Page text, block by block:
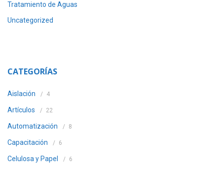
Tratamiento de Aguas
Uncategorized
CATEGORÍAS
Aislación 4
Artículos 22
Automatización 8
Capacitación 6
Celulosa y Papel 6